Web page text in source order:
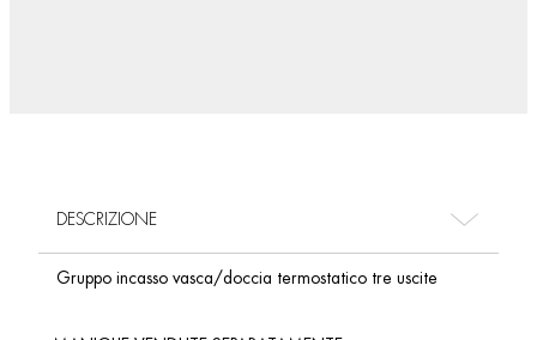
DESCRIZIONE
Gruppo incasso vasca/doccia termostatico tre uscite